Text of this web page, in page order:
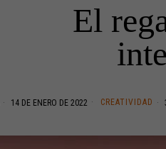
El
14 DE ENERO DE 2022 CREATIVIDAD